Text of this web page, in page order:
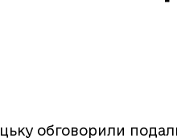
обговорили